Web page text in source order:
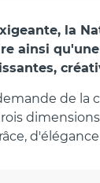
la
ainsi
de la